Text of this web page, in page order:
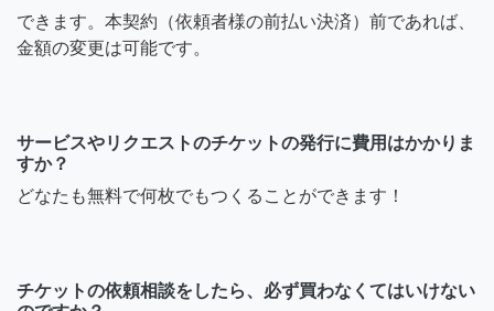
できます。本契約（依頼者様の前払い決済）前であれば、
金額の変更は可能です。
サービスやリクエストのチケットの発行に費用はかかりま
すか？
どなたも無料で何枚でもつくることができます！
チケットの依頼相談をしたら、必ず買わなくてはいけない